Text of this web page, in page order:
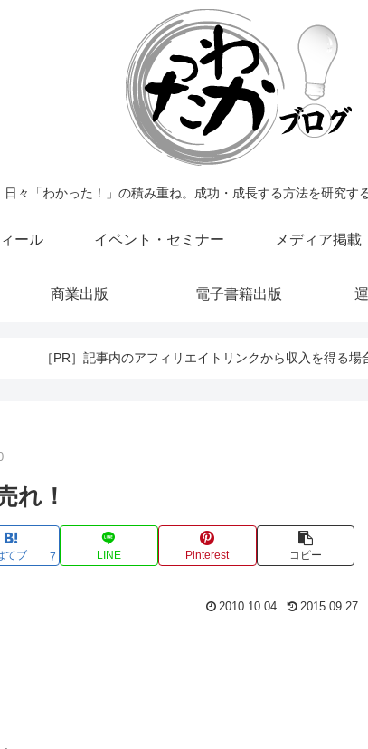
日々「わかった！」の積み重ね。成功・成長する方法を研究す
ール イベント・セミナー メディア掲載
商業出版 電子書籍出版
［PR］記事内のアフィリエイトリンクから収入を得る場
れ！
てブ 7 LINE Pinterest コピー
2010.10.04 2015.09.27